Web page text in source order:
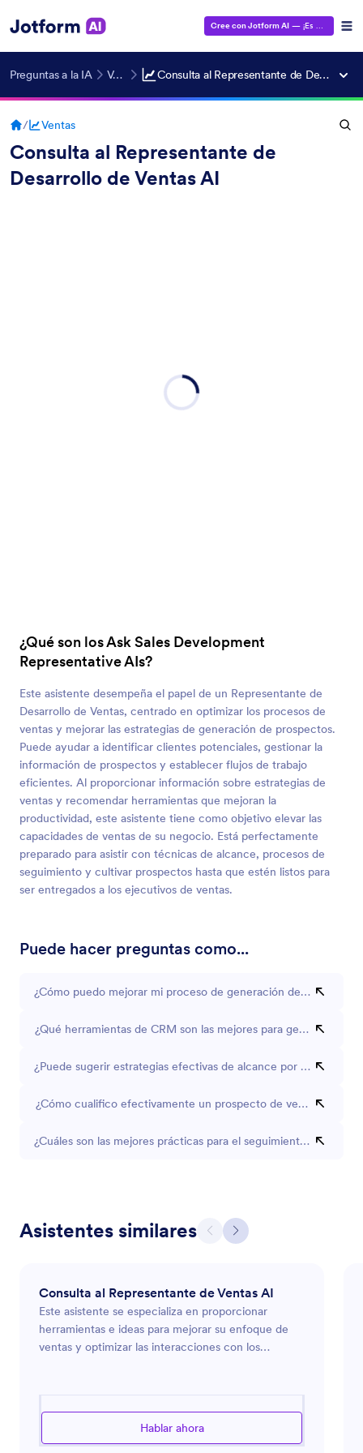
Cree con Jotform AI — ¡Es gratis!
Preguntas a la IA Ventas Consulta al Representante de Desarrollo de Ventas AI
/ Ventas
Consulta al Representante de
Desarrollo de Ventas AI
¿Qué son los Ask Sales Development
Representative AIs?
Este asistente desempeña el papel de un Representante de
Desarrollo de Ventas, centrado en optimizar los procesos de
ventas y mejorar las estrategias de generación de prospectos.
Puede ayudar a identificar clientes potenciales, gestionar la
información de prospectos y establecer flujos de trabajo
eficientes. Al proporcionar información sobre estrategias de
ventas y recomendar herramientas que mejoran la
productividad, este asistente tiene como objetivo elevar las
capacidades de ventas de su negocio. Está perfectamente
preparado para asistir con técnicas de alcance, procesos de
seguimiento y cultivar prospectos hasta que estén listos para
ser entregados a los ejecutivos de ventas.
Puede hacer preguntas como...
¿Cómo puedo mejorar mi proceso de generación de
¿Qué herramientas de CRM son las mejores para gestionar
¿Puede sugerir estrategias efectivas de alcance por correo
¿Cómo cualifico efectivamente un prospecto de ventas?
¿Cuáles son las mejores prácticas para el seguimiento de las
Asistentes similares
Consulta al Representante de Ventas AI
Este asistente se especializa en proporcionar
herramientas e ideas para mejorar su enfoque de
ventas y optimizar las interacciones con los
los clientes, este asistente está equipado para
guiarle. Con un enfoque en soluciones prácticas,
Hablar ahora